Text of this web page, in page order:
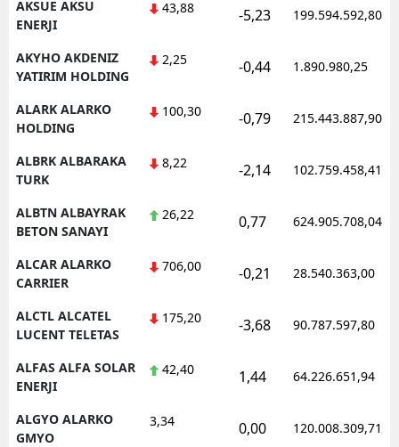
AKSUE AKSU
ENERJI
43,88 -5,23 199.594.592,80
AKYHO AKDENIZ
YATIRIM HOLDING
2,25 -0,44 1.890.980,25
ALARK ALARKO
HOLDING
100,30 -0,79 215.443.887,90
ALBRK ALBARAKA
TURK
8,22 -2,14 102.759.458,41
ALBTN ALBAYRAK
BETON SANAYI
26,22 0,77 624.905.708,04
ALCAR ALARKO
CARRIER
706,00 -0,21 28.540.363,00
ALCTL ALCATEL
LUCENT TELETAS
175,20 -3,68 90.787.597,80
ALFAS ALFA SOLAR
ENERJI
42,40 1,44 64.226.651,94
ALGYO ALARKO
GMYO
3,34 0,00 120.008.309,71